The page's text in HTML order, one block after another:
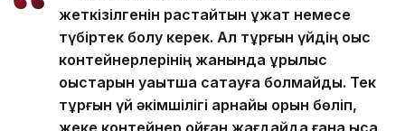
жеткізілгенін растайтын құжат немесе
түбіртек болу керек. Ал тұрғын үйдің қоқыс
контейнерлерінің жанында құрылыс
қоқыстарын уақытша сақтауға болмайды. Тек
тұрғын үй әкімшілігі арнайы орын бөліп,